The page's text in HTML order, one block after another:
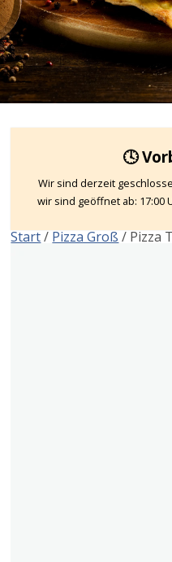
🕓
Wir sind derzeit
wir sind geöffnet ab: 17:00
Start/ Pizza Groß / Pizza